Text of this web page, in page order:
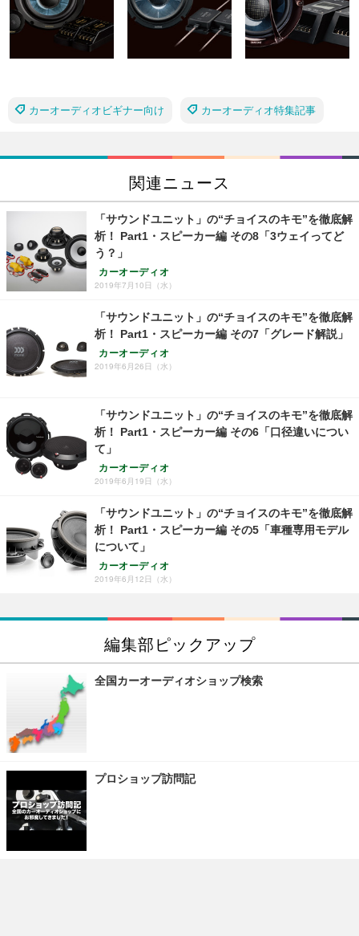
カーオーディオビギナー向け カーオーディオ特集記事
関連ニュース
「サウンドユニット」の“チョイスのキモ”を徹底解
析！ Part1・スピーカー編 その8「3ウェイってど
う？」
カーオーディオ
2019年7月10日（水）
「サウンドユニット」の“チョイスのキモ”を徹底解
析！ Part1・スピーカー編 その7「グレード解説」
カーオーディオ
2019年6月26日（水）
「サウンドユニット」の“チョイスのキモ”を徹底解
析！ Part1・スピーカー編 その6「口径違いについ
て」
カーオーディオ
2019年6月19日（水）
「サウンドユニット」の“チョイスのキモ”を徹底解
析！ Part1・スピーカー編 その5「車種専用モデル
について」
カーオーディオ
2019年6月12日（水）
編集部ピックアップ
全国カーオーディオショップ検索
プロショップ訪問記